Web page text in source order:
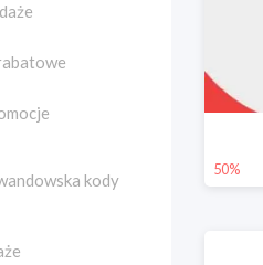
kody
50%